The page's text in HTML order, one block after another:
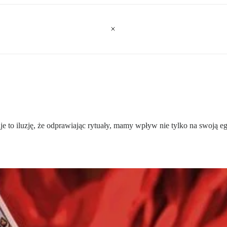
to iluzję, że odprawiając rytuały, mamy wpływ nie tylko na swoją